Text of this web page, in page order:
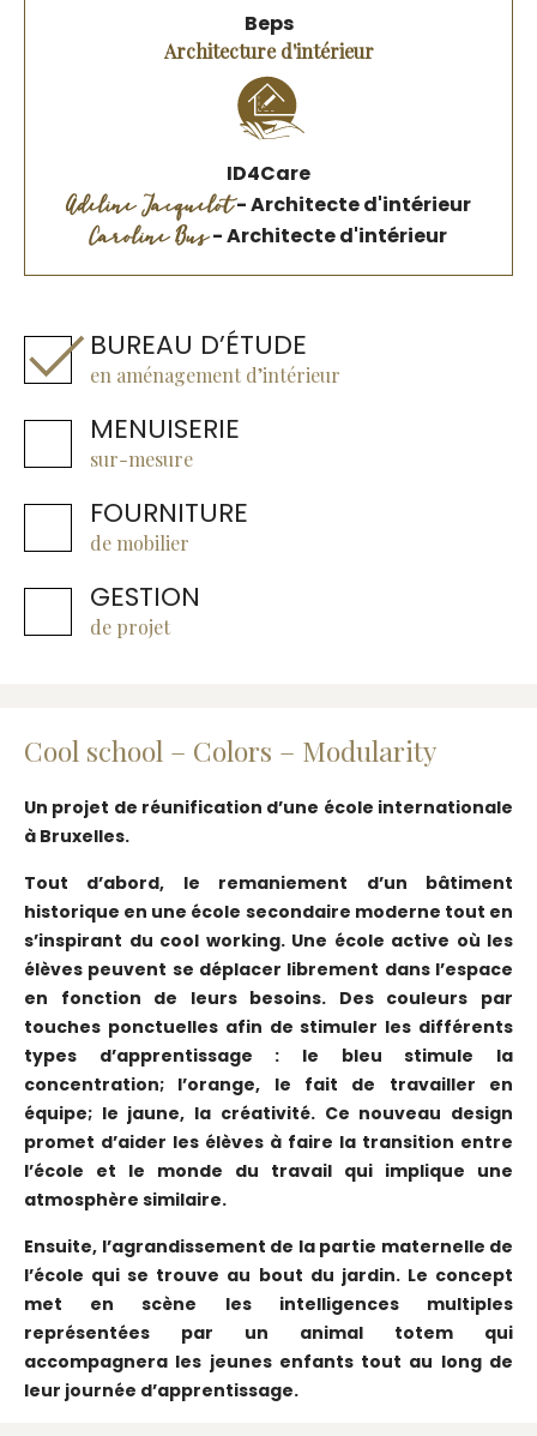
Beps
Architecture d'intérieur
ID4Care
Adeline Jacquelot- Architecte d'intérieur
Caroline Bus- Architecte d'intérieur
BUREAU D’ÉTUDE
en aménagement d’intérieur
MENUISERIE
sur-mesure
FOURNITURE
de mobilier
GESTION
de projet
Cool school – Colors – Modularity
Un projet de réunification d’une école internationale
à Bruxelles.
Tout d’abord, le remaniement d’un bâtiment
historique en une école secondaire moderne tout en
s’inspirant du cool working. Une école active où les
élèves peuvent se déplacer librement dans l’espace
en fonction de leurs besoins. Des couleurs par
touches ponctuelles afin de stimuler les différents
types d’apprentissage : le bleu stimule la
concentration; l’orange, le fait de travailler en
équipe; le jaune, la créativité. Ce nouveau design
promet d’aider les élèves à faire la transition entre
l’école et le monde du travail qui implique une
atmosphère similaire.
Ensuite, l’agrandissement de la partie maternelle de
l’école qui se trouve au bout du jardin. Le concept
met en scène les intelligences multiples
représentées par un animal totem qui
accompagnera les jeunes enfants tout au long de
leur journée d’apprentissage.